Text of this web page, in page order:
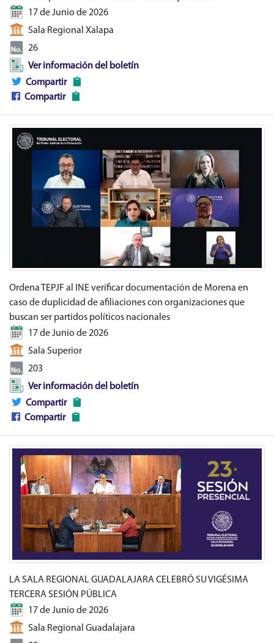
17 de Junio de 2026
Sala Regional Xalapa
26
Ver información del boletín
Compartir
Compartir
Ordena TEPJF al INE verificar documentación de Morena en
caso de duplicidad de afiliaciones con organizaciones que
buscan ser partidos políticos nacionales
17 de Junio de 2026
Sala Superior
203
Ver información del boletín
Compartir
Compartir
LA SALA REGIONAL GUADALAJARA CELEBRÓ SU VIGÉSIMA
TERCERA SESIÓN PÚBLICA
17 de Junio de 2026
Sala Regional Guadalajara